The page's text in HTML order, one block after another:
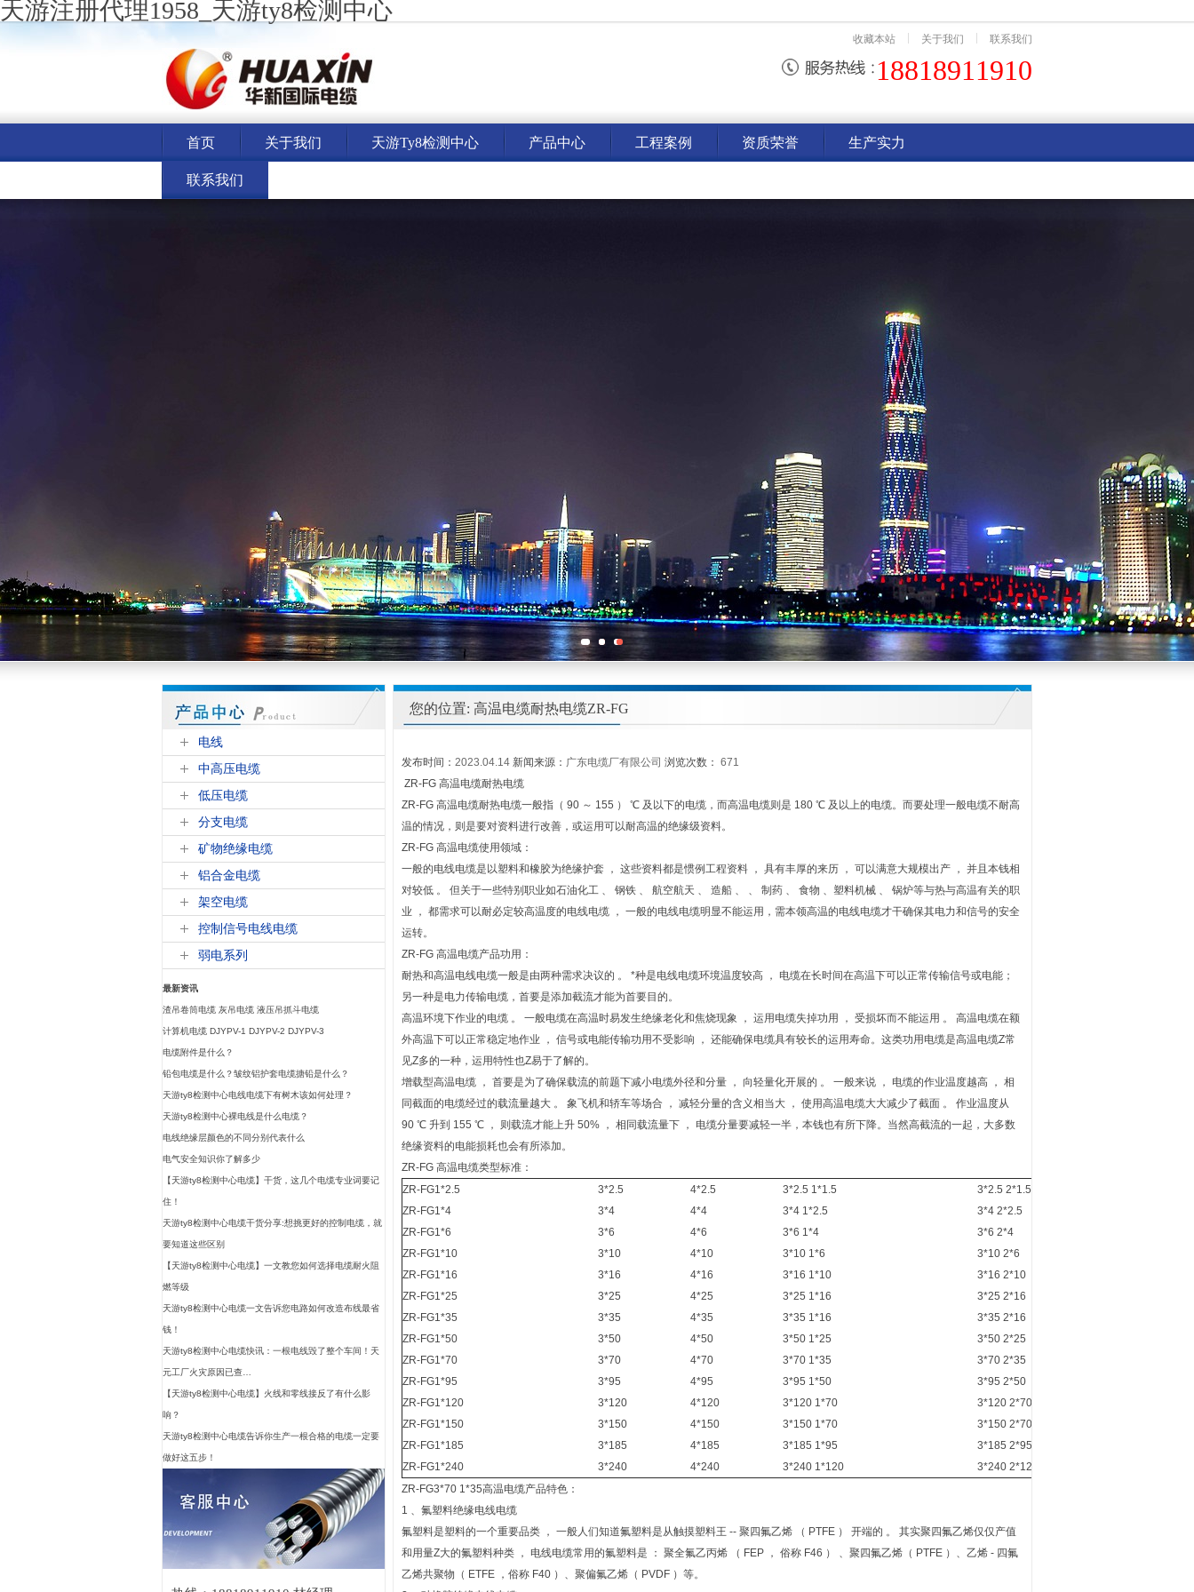
天游注册代理1958_天游ty8检测中心
收藏本站 关于我们 联系我们
18818911910
首页 关于我们 天游ty8检测中心 产品中心 工程案例 资质荣誉 生产实力
联系我们
电线
中高压电缆
低压电缆
分支电缆
矿物绝缘电缆
铝合金电缆
架空电缆
控制信号电线电缆
弱电系列
最新资讯
渣吊卷筒电缆 灰吊电缆 液压吊抓斗电缆
计算机电缆 DJYPV-1 DJYPV-2 DJYPV-3
电缆附件是什么？
铅包电缆是什么？皱纹铝护套电缆搪铅是什么？
天游ty8检测中心电线电缆下有树木该如何处理？
天游ty8检测中心裸电线是什么电缆？
电线绝缘层颜色的不同分别代表什么
电气安全知识你了解多少
【天游ty8检测中心电缆】干货，这几个电缆专业词要记
住！
天游ty8检测中心电缆干货分享:想挑更好的控制电缆，就
要知道这些区别
【天游ty8检测中心电缆】一文教您如何选择电缆耐火阻
燃等级
天游ty8检测中心电缆一文告诉您电路如何改造布线最省
钱！
天游ty8检测中心电缆快讯：一根电线毁了整个车间！天
元工厂火灾原因已查…
【天游ty8检测中心电缆】火线和零线接反了有什么影
响？
天游ty8检测中心电缆告诉你生产一根合格的电缆一定要
做好这五步！
您的位置: 高温电缆耐热电缆ZR-FG
发布时间： 2023.04.14 新闻来源： 广东电缆厂有限公司 浏览次数： 671
ZR-FG 高温电缆耐热电缆
ZR-FG 高温电缆耐热电缆一般指（ 90 ～ 155 ） ℃ 及以下的电缆，而高温电缆则是 180 ℃ 及以上的电缆。而要处理一般电缆不耐高
温的情况，则是要对资料进行改善，或运用可以耐高温的绝缘级资料。
ZR-FG 高温电缆使用领域：
一般的电线电缆是以塑料和橡胶为绝缘护套 ， 这些资料都是惯例工程资料 ， 具有丰厚的来历 ， 可以满意大规模出产 ， 并且本钱相
对较低 。 但关于一些特别职业如石油化工 、 钢铁 、 航空航天 、 造船 、 、 制药 、 食物 、塑料机械 、 锅炉等与热与高温有关的职
业 ， 都需求可以耐必定较高温度的电线电缆 ， 一般的电线电缆明显不能运用，需本领高温的电线电缆才干确保其电力和信号的安全
运转。
ZR-FG 高温电缆产品功用：
耐热和高温电线电缆一般是由两种需求决议的 。 *种是电线电缆环境温度较高 ， 电缆在长时间在高温下可以正常传输信号或电能；
另一种是电力传输电缆，首要是添加截流才能为首要目的。
高温环境下作业的电缆 。 一般电缆在高温时易发生绝缘老化和焦烧现象 ， 运用电缆失掉功用 ， 受损坏而不能运用 。 高温电缆在额
外高温下可以正常稳定地作业 ， 信号或电能传输功用不受影响 ， 还能确保电缆具有较长的运用寿命。这类功用电缆是高温电缆Z常
见Z多的一种，运用特性也Z易于了解的。
增载型高温电缆 ， 首要是为了确保载流的前题下减小电缆外径和分量 ， 向轻量化开展的 。 一般来说 ， 电缆的作业温度越高 ， 相
同截面的电缆经过的载流量越大 。 象飞机和轿车等场合 ， 减轻分量的含义相当大 ， 使用高温电缆大大减少了截面 。 作业温度从
90 ℃ 升到 155 ℃ ， 则载流才能上升 50% ， 相同载流量下 ， 电缆分量要减轻一半，本钱也有所下降。当然高截流的一起，大多数
绝缘资料的电能损耗也会有所添加。
ZR-FG 高温电缆类型标准：
ZR-FG1*2.5
3*2.5 4*2.5 3*2.5 1*1.5
3*2.5 2*1.5
ZR-FG1*4
3*4 4*4 3*4 1*2.5
3*4 2*2.5
ZR-FG1*6
3*6 4*6 3*6 1*4
3*6 2*4
ZR-FG1*10
3*10 4*10 3*10 1*6
3*10 2*6
ZR-FG1*16
3*16 4*16 3*16 1*10
3*16 2*10
ZR-FG1*25
3*25 4*25 3*25 1*16
3*25 2*16
ZR-FG1*35
3*35 4*35 3*35 1*16
3*35 2*16
ZR-FG1*50
3*50 4*50 3*50 1*25
3*50 2*25
ZR-FG1*70
3*70 4*70 3*70 1*35
3*70 2*35
ZR-FG1*95
3*95 4*95 3*95 1*50
3*95 2*50
ZR-FG1*120
3*120 4*120 3*120 1*70
3*120 2*70
ZR-FG1*150
3*150 4*150 3*150 1*70
3*150 2*70
ZR-FG1*185
3*185 4*185 3*185 1*95
3*185 2*95
ZR-FG1*240
3*240 4*240 3*240 1*120
3*240 2*120
ZR-FG3*70 1*35高温电缆产品特色：
1 、氟塑料绝缘电线电缆
氟塑料是塑料的一个重要品类 ， 一般人们知道氟塑料是从触摸塑料王 -- 聚四氟乙烯 （ PTFE ） 开端的 。 其实聚四氟乙烯仅仅产值
和用量Z大的氟塑料种类 ， 电线电缆常用的氟塑料是 ： 聚全氟乙丙烯 （ FEP ， 俗称 F46 ） 、聚四氟乙烯（ PTFE ）、乙烯 - 四氟
乙烯共聚物（ ETFE ，俗称 F40 ）、聚偏氟乙烯（ PVDF ）等。